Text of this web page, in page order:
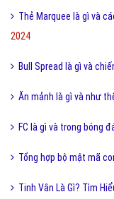
Thẻ Marquee là gì và
2024
Bull Spread là gì và
Ăn mảnh là gì và như
FC là gì và trong bóng
Tổng hợp bộ mật mã
Tinh Vân Là Gì? Tìm